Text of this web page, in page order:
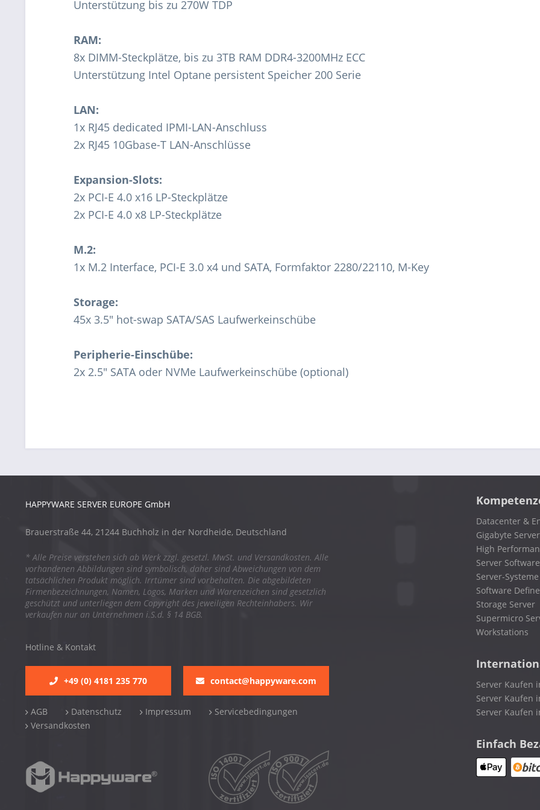
Unterstützung bis zu 270W TDP
RAM:
8x DIMM-Steckplätze, bis zu 3TB RAM DDR4-3200MHz ECC
Unterstützung Intel Optane persistent Speicher 200 Serie
LAN:
1x RJ45 dedicated IPMI-LAN-Anschluss
2x RJ45 10Gbase-T LAN-Anschlüsse
Expansion-Slots:
2x PCI-E 4.0 x16 LP-Steckplätze
2x PCI-E 4.0 x8 LP-Steckplätze
M.2:
1x M.2 Interface, PCI-E 3.0 x4 und SATA, Formfaktor 2280/22110, M-Key
Storage:
45x 3.5" hot-swap SATA/SAS Laufwerkeinschübe
Peripherie-Einschübe:
2x 2.5" SATA oder NVMe Laufwerkeinschübe (optional)
HAPPYWARE SERVER EUROPE GmbH
Brauerstraße 44, 21244 Buchholz in der Nordheide, Deutschland
* Alle Preise verstehen sich ab Werk zzgl. gesetzl. MwSt. und Versandkosten. Alle
vorhandenen Abbildungen sind symbolisch, daher sind Abweichungen von dem
tatsächlichen Produkt möglich. Irrtümer sind vorbehalten. Die abgebildeten
Firmenbezeichnungen, Namen, Logos, Marken und Warenzeichen sind gesetzlich
geschützt und unterliegen dem Copyright des jeweiligen Rechteinhabers. Wir
verkaufen nur an Unternehmen i.S.d. § 14 BGB.
Hotline & Kontakt
+49 (0) 4181 235 770 contact@happyware.com
AGB Datenschutz Impressum
Servicebedingungen
Versandkosten
Datacenter &
Gigabyte Server
High
Server Software
Server-Systeme
Software
Storage Server
Supermicro
Workstations
Server Kaufen
Server Kaufen
Server Kaufen
Einfach